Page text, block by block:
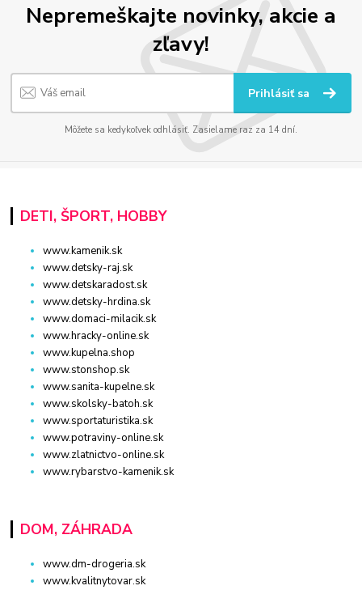
Nepremeškajte novinky, akcie a
zľavy!
Prihlásiť sa
Môžete sa kedykoľvek odhlásiť. Zasielame raz za 14 dní.
DETI, ŠPORT, HOBBY
www.kamenik.sk
www.detsky-raj.sk
www.detskaradost.sk
www.detsky-hrdina.sk
www.domaci-milacik.sk
www.hracky-online.sk
www.kupelna.shop
www.stonshop.sk
www.sanita-kupelne.sk
www.skolsky-batoh.sk
www.sportaturistika.sk
www.potraviny-online.sk
www.zlatnictvo-online.sk
www.rybarstvo-kamenik.sk
DOM, ZÁHRADA
www.dm-drogeria.sk
www.kvalitnytovar.sk